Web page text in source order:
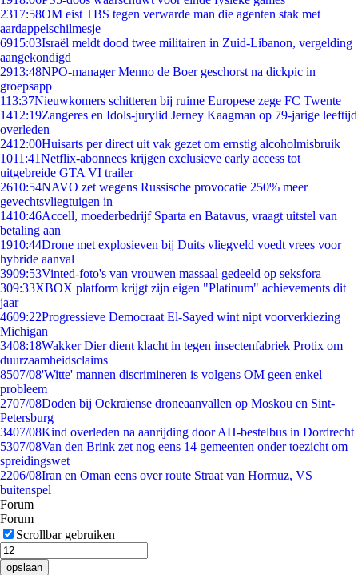
2317:58OM eist TBS tegen verwarde man die agenten stak met
aardappelschilmesje
6915:03Israël meldt dood twee militairen in Zuid-Libanon, vergelding
aangekondigd
2913:48NPO-manager Menno de Boer geschorst na dickpic in
groepsapp
113:37Nieuwkomers schitteren bij ruime Europese zege FC Twente
1412:19Zangeres en Idols-jurylid Jerney Kaagman op 79-jarige leeftijd
overleden
2412:00Huisarts per direct uit vak gezet om ernstig alcoholmisbruik
1011:41Netflix-abonnees krijgen exclusieve early access tot
uitgebreide GTA VI trailer
2610:54NAVO zet wegens Russische provocatie 250% meer
gevechtsvliegtuigen in
1410:46Accell, moederbedrijf Sparta en Batavus, vraagt uitstel van
betaling aan
1910:44Drone met explosieven bij Duits vliegveld voedt vrees voor
hybride aanval
3909:53Vinted-foto's van vrouwen massaal gedeeld op seksfora
309:33XBOX platform krijgt zijn eigen "Platinum" achievements dit
jaar
4609:22Progressieve Democraat El-Sayed wint nipt voorverkiezing
Michigan
3408:18Wakker Dier dient klacht in tegen insectenfabriek Protix om
duurzaamheidsclaims
8507/08'Witte' mannen discrimineren is volgens OM geen enkel
probleem
2707/08Doden bij Oekraïense droneaanvallen op Moskou en Sint-
Petersburg
3407/08Kind overleden na aanrijding door AH-bestelbus in Dordrecht
5307/08Van den Brink zet nog eens 14 gemeenten onder toezicht om
spreidingswet
2206/08Iran en Oman eens over route Straat van Hormuz, VS
buitenspel
Forum
Forum
Scrollbar gebruiken
opslaan